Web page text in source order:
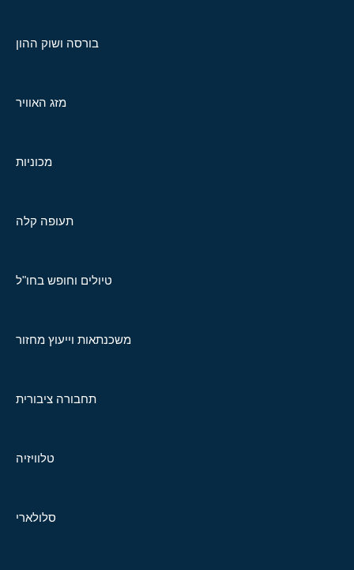
בורסה ושוק ההון
מזג האוויר
מכוניות
תעופה קלה
טיולים וחופש בחו"ל
משכנתאות וייעוץ מחזור
תחבורה ציבורית
טלוויזיה
סלולארי